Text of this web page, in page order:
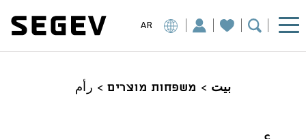
AR
بيت > משפחות מוצרים > رأم